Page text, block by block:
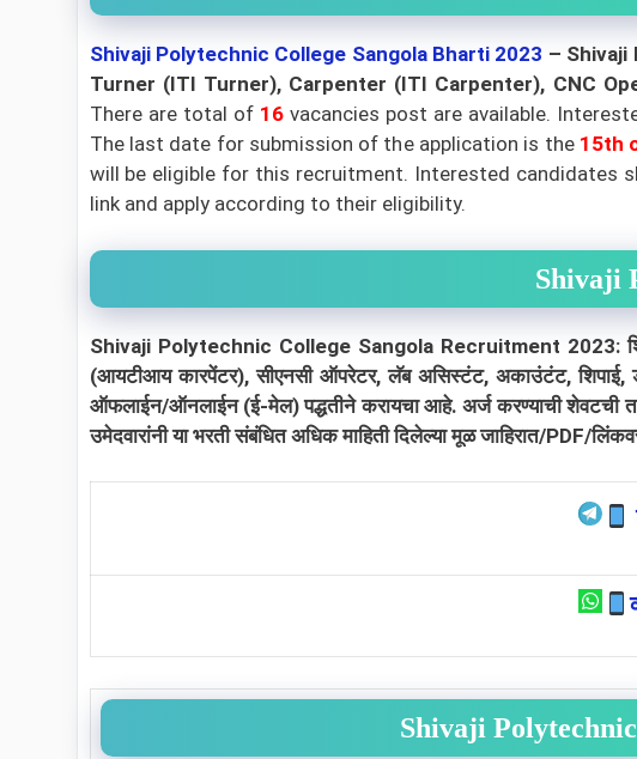
Shivaji Polytechnic College Sangola Bharti 2023 – Shivaji
Turner (ITI Turner), Carpenter (ITI Carpenter), CNC
There are total of 16 vacancies post are available.
The last date for submission of the application is the 15th
will be eligible for this recruitment. Interested candidates
link and apply according to their eligibility.
Shivaji
Shivaji Polytechnic College Sangola Recruitment 2023: शिवाजी
(आयटीआय कारपेंटर), सीएनसी ऑपरेटर, लॅब असिस्टंट, अकाउंटंट, शिपाई,
ऑफलाईन/ऑनलाईन (ई-मेल) पद्धतीने करायचा आहे. अर्ज करण्याची शेवटची
उमेदवारांनी या भरती संबंधित अधिक माहिती दिलेल्या मूळ जाहिरात/PDF/
Shivaji